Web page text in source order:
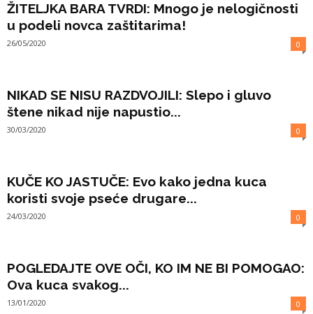
ŽITELJKA BARA TVRDI: Mnogo je nelogičnosti
u podeli novca zaštitarima!
26/05/2020 0
NIKAD SE NISU RAZDVOJILI: Slepo i gluvo
štene nikad nije napustio...
30/03/2020 0
KUČE KO JASTUČE: Evo kako jedna kuca
koristi svoje pseće drugare...
24/03/2020 0
POGLEDAJTE OVE OČI, KO IM NE BI POMOGAO:
Ova kuca svakog...
13/01/2020 0